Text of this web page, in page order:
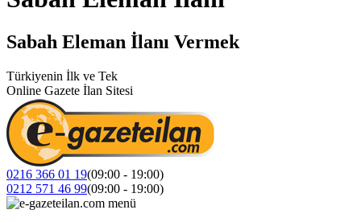
Sabah Eleman İlanı Vermek
Türkiyenin İlk ve Tek
Online Gazete İlan Sitesi
0216 366 01 19(09:00 - 19:00)
0212 571 46 99(09:00 - 19:00)